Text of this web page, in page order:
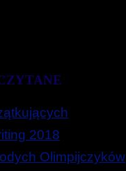
2018
Olimpijczyków